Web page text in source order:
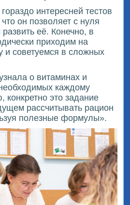
интересней тестов
он позволяет с нуля
её. Конечно, в
приходим на
и советуемся в сложных
о витаминах и
каждому
конкретно это задание
рассчитывать рацион
полезные формулы».